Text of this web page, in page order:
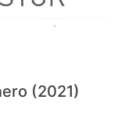
(2021)